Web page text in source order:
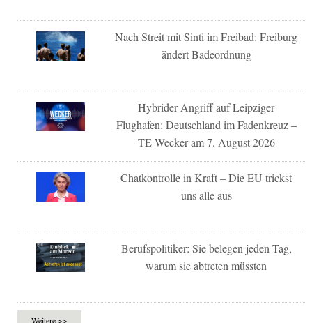
Nach Streit mit Sinti im Freibad: Freiburg
ändert Badeordnung
Hybrider Angriff auf Leipziger
Flughafen: Deutschland im Fadenkreuz –
TE-Wecker am 7. August 2026
Chatkontrolle in Kraft – Die EU trickst
uns alle aus
Berufspolitiker: Sie belegen jeden Tag,
warum sie abtreten müssten
Weitere >>